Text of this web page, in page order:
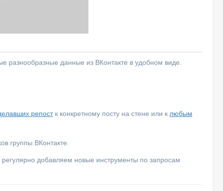
разнообразные данные из ВКонтакте в удобном виде.
репостк конкретному посту на стене или к любым
группы ВКонтакте.
добавляем новые инструменты по запросам